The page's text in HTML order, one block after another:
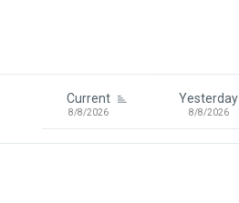
Current
8/8/2026
Yesterday
8/8/2026